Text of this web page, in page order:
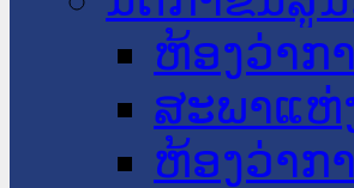
ຫ້ອງວ່າກ
ສະພາແຫ່
ຫ້ອງວ່າກ